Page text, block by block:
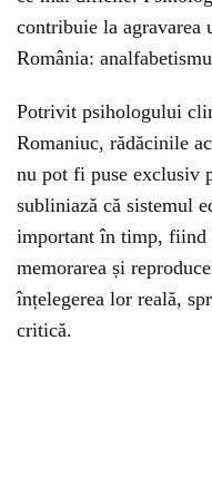
contribuie la agravarea
România:
Potrivit psihologului
Romaniuc, rădăcinile
nu pot fi puse exclusiv
subliniază că sistemul
important în timp, fiind
memorarea și
înțelegerea lor reală,
critică.